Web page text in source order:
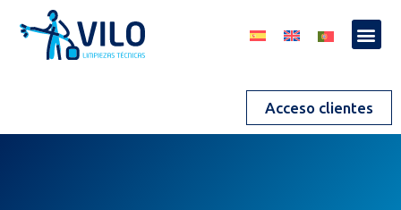
Acceso clientes